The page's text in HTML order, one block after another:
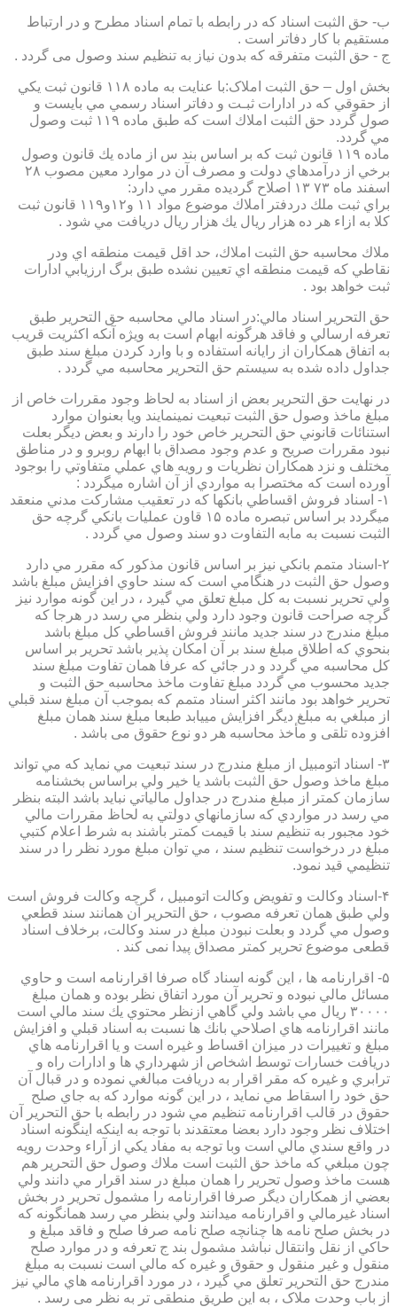
ب- حق الثبت اسناد كه در رابطه با تمام اسناد مطرح و در ارتباط
مستقيم با كار دفاتر است .
ج - حق الثبت متفرقه كه بدون نياز به تنظیم سند وصول می گردد .
بخش اول – حق الثبت املاک:با عنايت به ماده ۱۱۸ قانون ثبت يكي
از حقوقي كه در ادارات ثبـت و دفاتر اسناد رسمي مي بايست و
صول گردد حق الثبت املاك است كه طبق ماده ۱۱۹ ثبت وصول
مي گردد.
ماده ۱۱۹ قانون ثبت كه بر اساس بند س از ماده يك قانون وصول
برخي از درآمدهاي دولت و مصرف آن در موارد معين مصوب ۲۸
اسفند ماه ۷۳ ۱۳ اصلاح گرديده مقرر مي دارد:
براي ثبت ملك دردفتر املاك موضوع مواد ۱۱ و۱۲و۱۱۹ قانون ثبت
كلا به ازاء هر ده هزار ريال يك هزار ريال دريافت مي شود .
ملاك محاسبه حق الثبت املاك، حد اقل قيمت منطقه اي ودر
نقاطي كه قيمت منطقه اي تعيين نشده طبق برگ ارزيابي ادارات
ثبت خواهد بود .
حق التحرير اسناد مالي:در اسناد مالي محاسبه حق التحرير طبق
تعرفه ارسالي و فاقد هرگونه ابهام است به ويژه آنكه اكثريت قريب
به اتفاق همكاران از رايانه استفاده و با وارد كردن مبلغ سند طبق
جداول داده شده به سيستم حق التحرير محاسبه مي گردد .
در نهايت حق التحرير بعض از اسناد به لحاظ وجود مقررات خاص از
مبلغ ماخذ وصول حق الثبت تبعيت نمينمايند ويا بعنوان موارد
استنائات قانوني حق التحرير خاص خود را دارند و بعض ديگر بعلت
نبود مقررات صريح و عدم وجود مصداق با ابهام روبرو و در مناطق
مختلف و نزد همكاران نظريات و رويه هاي عملي متفاوتي را بوجود
آورده است كه مختصرا به مواردي از آن اشاره ميگردد :
۱- اسناد فروش اقساطي بانكها كه در تعقيب مشاركت مدني منعقد
ميگردد بر اساس تبصره ماده ۱۵ قاون عمليات بانكي گرچه حق
الثبت نسبت به مابه التفاوت دو سند وصول مي گردد .
۲-اسناد متمم بانكي نيز بر اساس قانون مذكور كه مقرر مي دارد
وصول حق الثبت در هنگامي است كه سند حاوي افزايش مبلغ باشد
ولي تحرير نسبت به كل مبلغ تعلق مي گيرد ، در اين گونه موارد نيز
گرچه صراحت قانون وجود دارد ولي بنظر مي رسد در هرجا كه
مبلغ مندرج در سند جديد مانند فروش اقساطي كل مبلغ باشد
بنحوي كه اطلاق مبلغ سند بر آن امكان پذير باشد تحرير بر اساس
كل محاسبه مي گردد و در جائي كه عرفا همان تفاوت مبلغ سند
جديد محسوب مي گردد مبلغ تفاوت ماخذ محاسبه حق الثبت و
تحرير خواهد بود مانند اكثر اسناد متمم كه بموجب آن مبلغ سند قبلي
از مبلغي به مبلغ ديگر افزايش مييابد طبعا مبلغ سند همان مبلغ
افزوده تلقی و مأخذ محاسبه هر دو نوع حقوق می باشد .
۳- اسناد اتومبيل از مبلغ مندرج در سند تبعيت مي نمايد كه مي تواند
مبلغ ماخذ وصول حق الثبت باشد يا خير ولي براساس بخشنامه
سازمان كمتر از مبلغ مندرج در جداول مالياتي نبايد باشد البته بنظر
مي رسد در مواردي كه سازمانهاي دولتي به لحاظ مقررات مالي
خود مجبور به تنظيم سند با قيمت كمتر باشند به شرط اعلام كتبي
مبلغ در درخواست تنظيم سند ، مي توان مبلغ مورد نظر را در سند
تنظيمي قيد نمود.
۴-اسناد وكالت و تفويض وكالت اتومبيل ، گرچه وكالت فروش است
ولي طبق همان تعرفه مصوب ، حق التحرير آن همانند سند قطعي
وصول مي گردد و بعلت نبودن مبلغ در سند وكالت، برخلاف اسناد
قطعی موضوع تحریر کمتر مصداق پیدا نمی کند .
۵- اقرارنامه ها ، اين گونه اسناد گاه صرفا اقرارنامه است و حاوي
مسائل مالي نبوده و تحرير آن مورد اتفاق نظر بوده و همان مبلغ
۳۰۰۰۰ ريال مي باشد ولي گاهي ازنظر محتوي يك سند مالي است
مانند اقرارنامه هاي اصلاحي بانك ها نسبت به اسناد قبلي و افزايش
مبلغ و تغييرات در ميزان اقساط و غيره است و يا اقرارنامه هاي
دريافت خسارات توسط اشخاص از شهرداري ها و ادارات راه و
ترابري و غيره كه مقر اقرار به دريافت مبالغي نموده و در قبال آن
حق خود را اسقاط مي نمايد ، در اين گونه موارد كه به جاي صلح
حقوق در قالب اقرارنامه تنظيم مي شود در رابطه با حق التحرير آن
اختلاف نظر وجود دارد بعضا معتقدند با توجه به اينكه اينگونه اسناد
در واقع سندي مالي است وبا توجه به مفاد يكي از آراء وحدت رويه
چون مبلغي كه ماخذ حق الثبت است ملاك وصول حق التحرير هم
هست ماخذ وصول تحرير را همان مبلغ در سند اقرار مي دانند ولي
بعضي از همكاران ديگر صرفا اقرارنامه را مشمول تحرير در بخش
اسناد غيرمالي و اقرارنامه ميدانند ولي بنظر مي رسد همانگونه كه
در بخش صلح نامه ها چنانچه صلح نامه صرفا صلح و فاقد مبلغ و
حاكي از نقل وانتقال نباشد مشمول بند ج تعرفه و در موارد صلح
منقول و غير منقول و حقوق و غيره كه مالي است نسبت به مبلغ
مندرج حق التحرير تعلق مي گيرد ، در مورد اقرارنامه هاي مالي نيز
از باب وحدت ملاک ، به این طریق منطقی تر به نظر می رسد .